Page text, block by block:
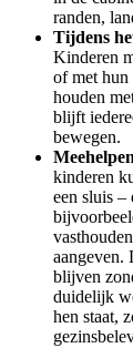
randen,
Tijdens
Kinderen
of met hun
houden
blijft
bewegen.
kinderen
een sluis –
aangeven.
blijven
duidelijk
hen staat,